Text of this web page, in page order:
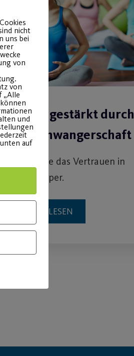
Fit und gestärkt durch
Ihre Schwangerschaft
Stärken Sie das Vertrauen in
Ihrem Körper.
WEITERLESEN
nicht
uns bei
von
von
„Alle
und
auf